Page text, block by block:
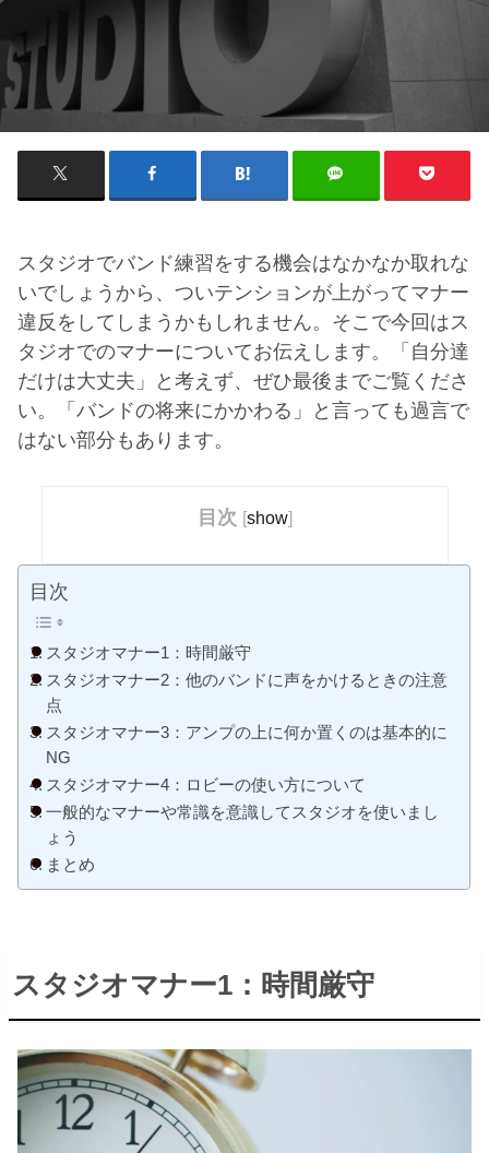
スタジオでバンド練習をする機会はなかなか取れな
いでしょうから、ついテンションが上がってマナー
違反をしてしまうかもしれません。そこで今回はス
タジオでのマナーについてお伝えします。「自分達
だけは大丈夫」と考えず、ぜひ最後までご覧くださ
い。「バンドの将来にかかわる」と言っても過言で
はない部分もあります。
目次 [show]
目次
スタジオマナー1：時間厳守
スタジオマナー2：他のバンドに声をかけるときの注意
点
スタジオマナー3：アンプの上に何か置くのは基本的に
NG
スタジオマナー4：ロビーの使い方について
一般的なマナーや常識を意識してスタジオを使いまし
ょう
まとめ
スタジオマナー1：時間厳守